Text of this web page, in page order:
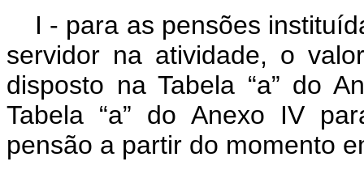
I - para as pensões
servidor na atividade, o
disposto na Tabela “a” do
Tabela “a” do Anexo IV
pensão a partir do momento